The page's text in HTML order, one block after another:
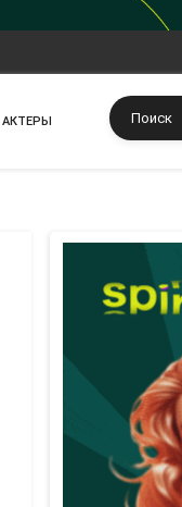
АКТЕРЫ